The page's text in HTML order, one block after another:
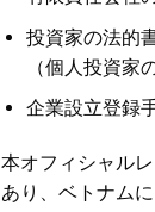
投資家の法的
（個人投資家
企業設立登録
本オフィシャル
あり、ベトナム